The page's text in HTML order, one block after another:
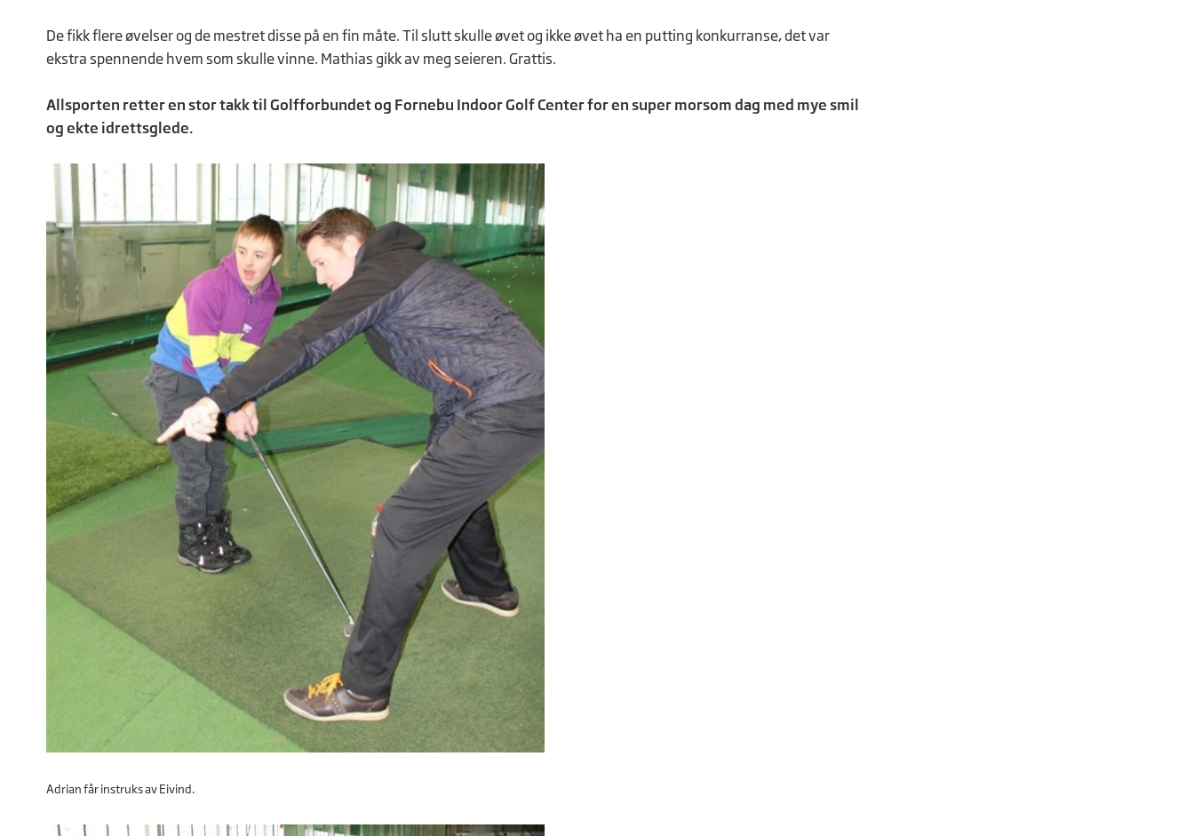
De fikk flere øvelser og de mestret disse på en fin måte. Til slutt skulle øvet og ikke øvet ha en putting konkurranse, det var
ekstra spennende hvem som skulle vinne. Mathias gikk av meg seieren. Grattis.
Allsporten retter en stor takk til Golfforbundet og Fornebu Indoor Golf Center for en super morsom dag med mye smil
og ekte idrettsglede.
Adrian får instruks av Eivind.